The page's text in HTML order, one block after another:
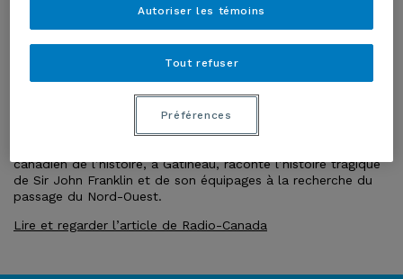
PÉRIR DANS LES GLACES :
UNE EXPOSITION LÈVE LE
VOILE SUR LE SORT DE
L’EXPÉDITION FRANKLIN
Périr dans les glaces : le mystère de l’expédition
canadien de l’histoire, à Gatineau, raconte l’histoire tragique
de Sir John Franklin et de son équipages à la recherche du
passage du Nord-Ouest.
Lire et regarder l’article de Radio-Canada
Tout refuser
Autoriser les témoins
Préférences